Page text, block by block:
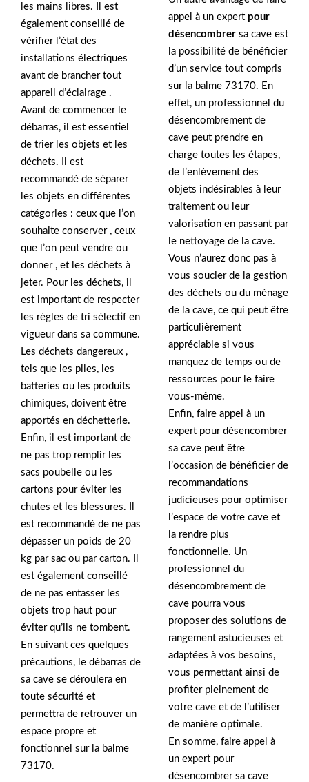
les mains libres. Il est
également conseillé de
vérifier l’état des
installations électriques
avant de brancher tout
appareil d’éclairage .
Avant de commencer le
débarras, il est essentiel
de trier les objets et les
déchets. Il est
recommandé de séparer
les objets en différentes
catégories : ceux que l’on
souhaite conserver , ceux
que l’on peut vendre ou
donner , et les déchets à
jeter. Pour les déchets, il
est important de respecter
les règles de tri sélectif en
vigueur dans sa commune.
Les déchets dangereux ,
tels que les piles, les
batteries ou les produits
chimiques, doivent être
apportés en déchetterie.
Enfin, il est important de
ne pas trop remplir les
sacs poubelle ou les
cartons pour éviter les
chutes et les blessures. Il
est recommandé de ne pas
dépasser un poids de 20
kg par sac ou par carton. Il
est également conseillé
de ne pas entasser les
objets trop haut pour
éviter qu’ils ne tombent.
En suivant ces quelques
précautions, le débarras de
sa cave se déroulera en
toute sécurité et
permettra de retrouver un
espace propre et
fonctionnel sur la balme
73170.
appel à un expert pour
désencombrer sa cave est
la possibilité de bénéficier
d’un service tout compris
sur la balme 73170. En
effet, un professionnel du
désencombrement de
cave peut prendre en
charge toutes les étapes,
de l’enlèvement des
objets indésirables à leur
traitement ou leur
valorisation en passant par
le nettoyage de la cave.
Vous n’aurez donc pas à
vous soucier de la gestion
des déchets ou du ménage
de la cave, ce qui peut être
particulièrement
appréciable si vous
manquez de temps ou de
ressources pour le faire
vous-même.
Enfin, faire appel à un
expert pour désencombrer
sa cave peut être
l’occasion de bénéficier de
recommandations
judicieuses pour optimiser
l’espace de votre cave et
la rendre plus
fonctionnelle. Un
professionnel du
désencombrement de
cave pourra vous
proposer des solutions de
rangement astucieuses et
adaptées à vos besoins,
vous permettant ainsi de
profiter pleinement de
votre cave et de l’utiliser
de manière optimale.
En somme, faire appel à
un expert pour
désencombrer sa cave